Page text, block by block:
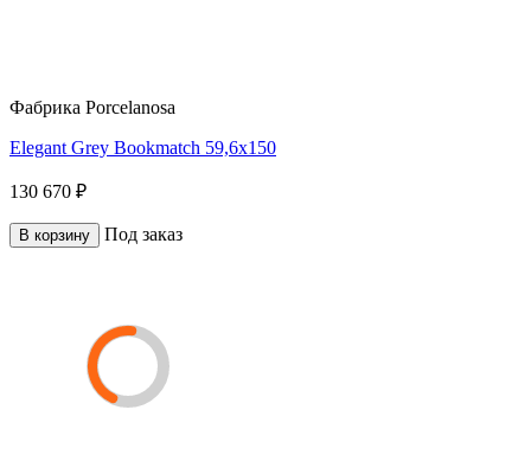
Фабрика Porcelanosa
Elegant Grey Bookmatch 59,6x150
130 670 ₽
В корзину Под заказ